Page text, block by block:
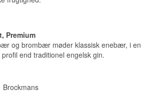
Premium
og brombær møder klassisk enebær, i en
end traditionel engelsk gin.
Brockmans